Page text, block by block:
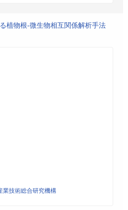
植物根-微生物相互関係解析手法
業技術総合研究機構